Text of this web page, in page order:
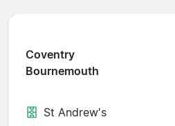
Coventry
Bournemouth
St Andrew's